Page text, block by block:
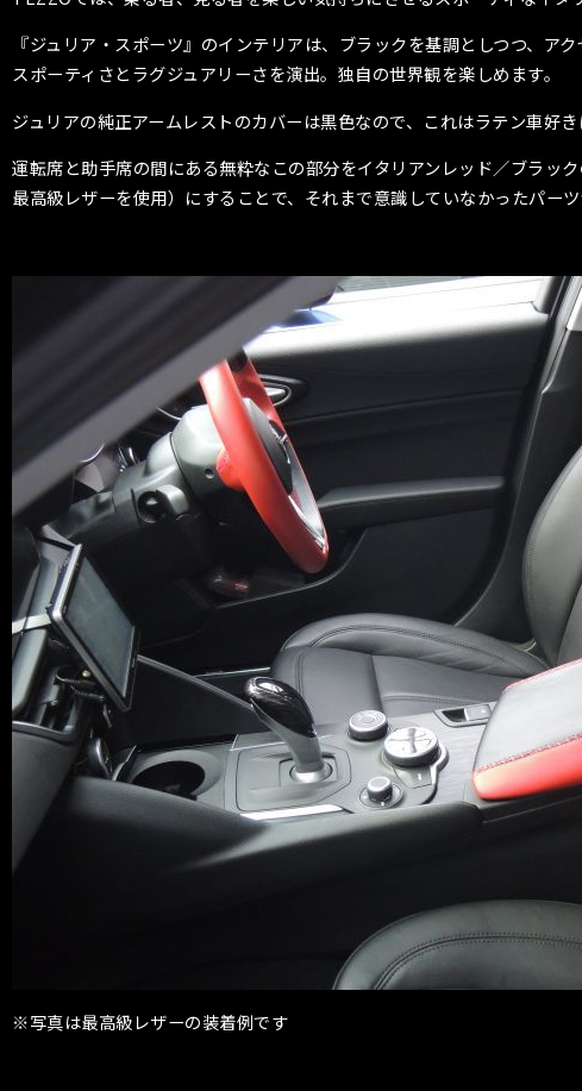
『ジュリア・スポーツ』のインテリアは、ブラックを基調としつつ、ア
スポーティさとラグジュアリーさを演出。独自の世界観を楽しめます。
ジュリアの純正アームレストのカバーは黒色なので、これはラテン車好
運転席と助手席の間にある無粋なこの部分をイタリアンレッド／ブラッ
最高級レザーを使用）にすることで、それまで意識していなかったパー
※写真は最高級レザーの装着例です